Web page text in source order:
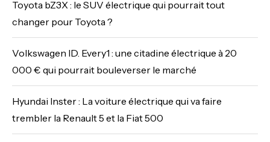
Toyota bZ3X : le SUV électrique qui pourrait tout
changer pour Toyota ?
Volkswagen ID. Every1 : une citadine électrique à 20
000 € qui pourrait bouleverser le marché
Hyundai Inster : La voiture électrique qui va faire
trembler la Renault 5 et la Fiat 500